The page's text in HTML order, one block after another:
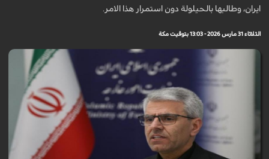
ايران، وطالبها بالحيلولة دون استمرار هذا الامر.
الثلاثاء 31 مارس 2026 - 13:03 بتوقيت مكة